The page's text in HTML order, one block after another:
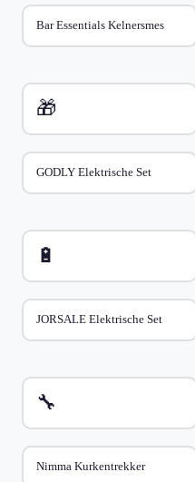
Bar Essentials Kelnersmes
🎁
GODLY Elektrische Set
🔋
JORSALE Elektrische Set
🔧
Nimma Kurkentrekker